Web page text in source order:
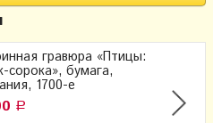
гравюра «Птицы:
сорока», бумага,
1700-е
Р